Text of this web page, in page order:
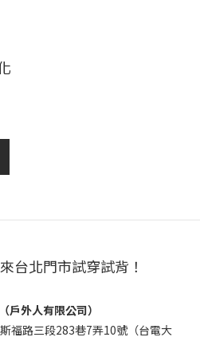
台北門市試穿試背！
戶外人有限公司）
福路三段283巷7弄10號（台電大